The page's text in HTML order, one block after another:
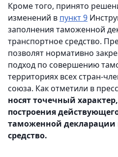
Кроме того, принято
изменений в пункт 9
заполнения таможенной
транспортное средство.
позволят нормативно
подход по совершению
территориях всех стран-
союза. Как отметили в
носят точечный
построения
таможенной декларации
средство.